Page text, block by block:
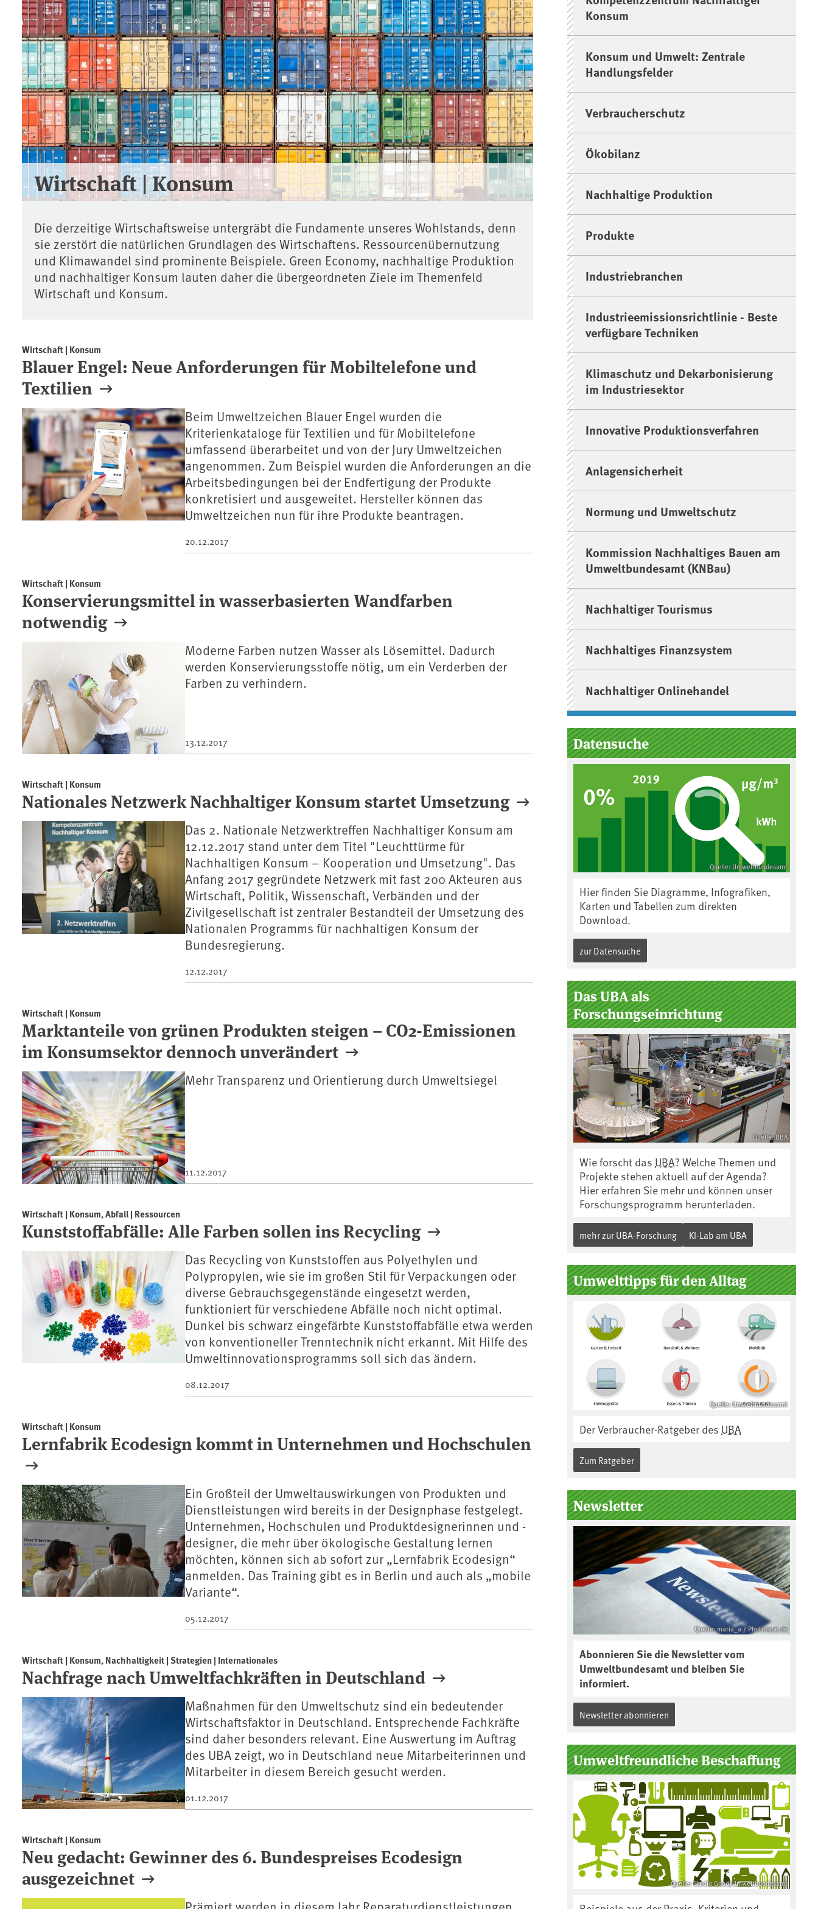
Wirtschaft | Konsum
Die derzeitige Wirtschaftsweise untergräbt die Fundamente unseres Wohlstands, denn
sie zerstört die natürlichen Grundlagen des Wirtschaftens. Ressourcenübernutzung
und Klimawandel sind prominente Beispiele. Green Economy, nachhaltige Produktion
und nachhaltiger Konsum lauten daher die übergeordneten Ziele im Themenfeld
Wirtschaft und Konsum.
Wirtschaft | Konsum
Blauer Engel: Neue Anforderungen für Mobiltelefone und
Textilien
Beim Umweltzeichen Blauer Engel wurden die
Kriterienkataloge für Textilien und für Mobiltelefone
umfassend überarbeitet und von der Jury Umweltzeichen
angenommen. Zum Beispiel wurden die Anforderungen an die
Arbeitsbedingungen bei der Endfertigung der Produkte
konkretisiert und ausgeweitet. Hersteller können das
Umweltzeichen nun für ihre Produkte beantragen.
20.12.2017
Wirtschaft | Konsum
Konservierungsmittel in wasserbasierten Wandfarben
notwendig
Moderne Farben nutzen Wasser als Lösemittel. Dadurch
werden Konservierungsstoffe nötig, um ein Verderben der
Farben zu verhindern.
13.12.2017
Wirtschaft | Konsum
Nationales Netzwerk Nachhaltiger Konsum startet Umsetzung
Das 2. Nationale Netzwerktreffen Nachhaltiger Konsum am
12.12.2017 stand unter dem Titel "Leuchttürme für
Nachhaltigen Konsum – Kooperation und Umsetzung". Das
Anfang 2017 gegründete Netzwerk mit fast 200 Akteuren aus
Wirtschaft, Politik, Wissenschaft, Verbänden und der
Zivilgesellschaft ist zentraler Bestandteil der Umsetzung des
Nationalen Programms für nachhaltigen Konsum der
Bundesregierung.
12.12.2017
Wirtschaft | Konsum
Marktanteile von grünen Produkten steigen – CO2-Emissionen
im Konsumsektor dennoch unverändert
Mehr Transparenz und Orientierung durch Umweltsiegel
11.12.2017
Wirtschaft | Konsum, Abfall | Ressourcen
Kunststoffabfälle: Alle Farben sollen ins Recycling
Das Recycling von Kunststoffen aus Polyethylen und
Polypropylen, wie sie im großen Stil für Verpackungen oder
diverse Gebrauchsgegenstände eingesetzt werden,
funktioniert für verschiedene Abfälle noch nicht optimal.
Dunkel bis schwarz eingefärbte Kunststoffabfälle etwa werden
von konventioneller Trenntechnik nicht erkannt. Mit Hilfe des
Umweltinnovationsprogramms soll sich das ändern.
08.12.2017
Wirtschaft | Konsum
Lernfabrik Ecodesign kommt in Unternehmen und Hochschulen
Ein Großteil der Umweltauswirkungen von Produkten und
Dienstleistungen wird bereits in der Designphase festgelegt.
Unternehmen, Hochschulen und Produktdesignerinnen und -
designer, die mehr über ökologische Gestaltung lernen
möchten, können sich ab sofort zur „Lernfabrik Ecodesign“
anmelden. Das Training gibt es in Berlin und auch als „mobile
Variante“.
05.12.2017
Wirtschaft | Konsum, Nachhaltigkeit | Strategien | Internationales
Nachfrage nach Umweltfachkräften in Deutschland
Maßnahmen für den Umweltschutz sind ein bedeutender
Wirtschaftsfaktor in Deutschland. Entsprechende Fachkräfte
sind daher besonders relevant. Eine Auswertung im Auftrag
des UBA zeigt, wo in Deutschland neue Mitarbeiterinnen und
Mitarbeiter in diesem Bereich gesucht werden.
01.12.2017
Wirtschaft | Konsum
Neu gedacht: Gewinner des 6. Bundespreises Ecodesign
ausgezeichnet
Konsum
Konsum und Umwelt: Zentrale
Handlungsfelder
Verbraucherschutz
Ökobilanz
Nachhaltige Produktion
Produkte
Industriebranchen
Industrieemissionsrichtlinie - Beste
verfügbare Techniken
Klimaschutz und Dekarbonisierung
im Industriesektor
Innovative Produktionsverfahren
Anlagensicherheit
Normung und Umweltschutz
Kommission Nachhaltiges Bauen am
Umweltbundesamt (KNBau)
Nachhaltiger Tourismus
Nachhaltiges Finanzsystem
Nachhaltiger Onlinehandel
Datensuche
Quelle: Umweltbundesamt
Hier finden Sie Diagramme, Infografiken,
Karten und Tabellen zum direkten
Download.
zur Datensuche
Das UBA als
Forschungseinrichtung
Quelle: UBA
Wie forscht das UBA? Welche Themen und
Projekte stehen aktuell auf der Agenda?
Hier erfahren Sie mehr und können unser
Forschungsprogramm herunterladen.
mehr zur UBA-Forschung KI-Lab am UBA
Umwelttipps für den Alltag
Quelle: Umweltbundesamt
Der Verbraucher-Ratgeber des UBA
Zum Ratgeber
Newsletter
Quelle: maria_a / Photocase.de
Abonnieren Sie die Newsletter vom
Umweltbundesamt und bleiben Sie
informiert.
Newsletter abonnieren
Umweltfreundliche Beschaffung
Quelle: Studio Good/Umweltbundesamt